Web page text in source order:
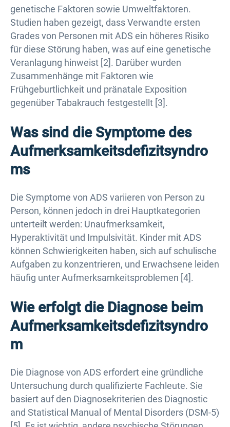
genetische Faktoren sowie Umweltfaktoren.
Studien haben gezeigt, dass Verwandte ersten
Grades von Personen mit ADS ein höheres Risiko
für diese Störung haben, was auf eine genetische
Veranlagung hinweist [2]. Darüber wurden
Zusammenhänge mit Faktoren wie
Frühgeburtlichkeit und pränatale Exposition
gegenüber Tabakrauch festgestellt [3].
Was sind die Symptome des
Aufmerksamkeitsdefizitsyndro
ms
Die Symptome von ADS variieren von Person zu
Person, können jedoch in drei Hauptkategorien
unterteilt werden: Unaufmerksamkeit,
Hyperaktivität und Impulsivität. Kinder mit ADS
können Schwierigkeiten haben, sich auf schulische
Aufgaben zu konzentrieren, und Erwachsene leiden
häufig unter Aufmerksamkeitsproblemen [4].
Wie erfolgt die Diagnose beim
Aufmerksamkeitsdefizitsyndro
m
Die Diagnose von ADS erfordert eine gründliche
Untersuchung durch qualifizierte Fachleute. Sie
basiert auf den Diagnosekriterien des Diagnostic
and Statistical Manual of Mental Disorders (DSM-5)